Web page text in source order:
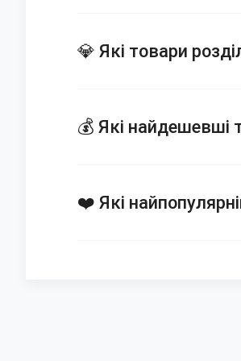
💎 Які товари
💰 Які найдешевші
❤️ Які